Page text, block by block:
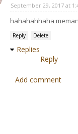
September 29, 2017 at
hahahahhaha
Reply Delete
Replies
Reply
Add comment